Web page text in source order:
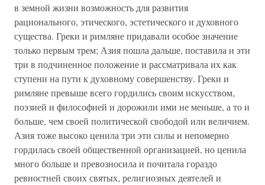
в земной жизни возможность для развития
рационального, этического, эстетического и духовного
существа. Греки и римляне придавали особое значение
только первым трем; Азия пошла дальше, поставила и эти
три в подчиненное положение и рассматривала их как
ступени на пути к духовному совершенству. Греки и
римляне превыше всего гордились своим искусством,
поэзией и философией и дорожили ими не меньше, а то и
больше, чем своей политической свободой или величием.
Азия тоже высоко ценила три эти силы и непомерно
гордилась своей общественной организацией, но ценила
много больше и превозносила и почитала гораздо
ревностней своих святых, религиозных деятелей и